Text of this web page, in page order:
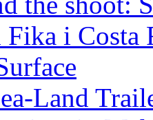
Fika i Costa
Land